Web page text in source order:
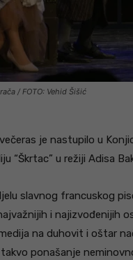
/ FOTO: Vehid Šišić
je nastupilo u
“Škrtac” u režiji Adisa
slavnog francuskog
i najizvođenijih
na duhovit i oštar
ponašanje